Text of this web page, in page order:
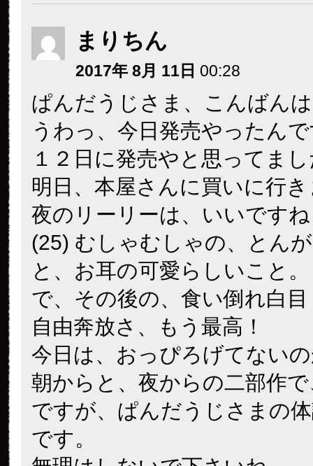
まりちん
2017年 8月 11日 00:28
ぱんだうじさま、こんばん
うわっ、今日発売やったん
１２日に発売やと思ってま
明日、本屋さんに買いに行
夜のリーリーは、いいです
(25) むしゃむしゃの、とん
と、お耳の可愛らしいこと。
で、その後の、食い倒れ白
自由奔放さ、もう最高！
今日は、おっぴろげてない
朝からと、夜からの二部作
ですが、ぱんだうじさまの
です。